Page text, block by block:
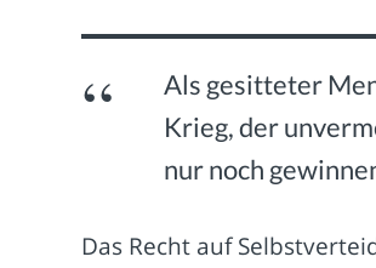
Als gesitteter
Krieg, der
nur noch
Das Recht auf